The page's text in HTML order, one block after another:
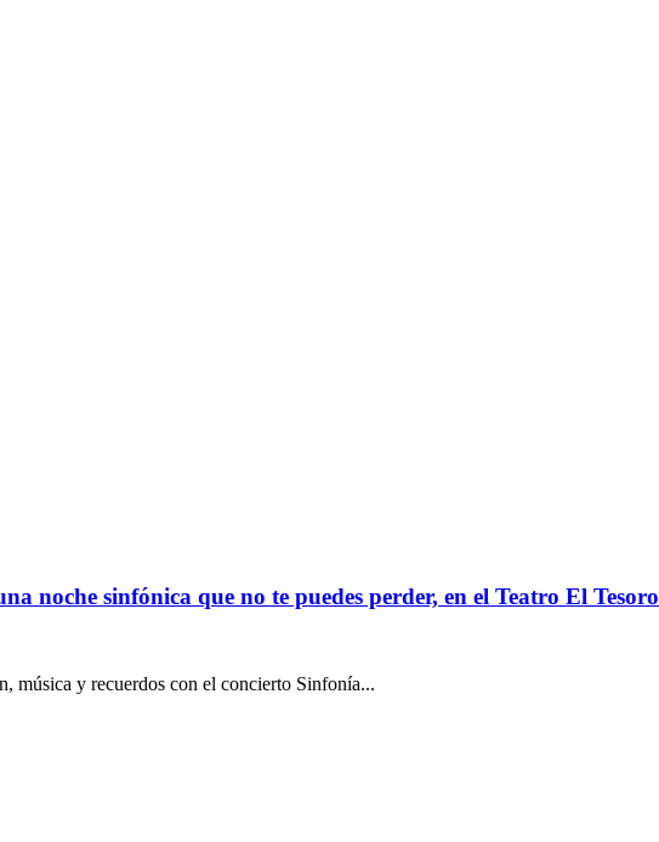
noche sinfónica que no te puedes perder, en el Teatro El Tesoro
música y recuerdos con el concierto Sinfonía...